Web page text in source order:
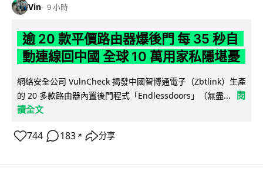
Vin 9 小時
逾 20 款平價路由器爆後門 每 35 秒自
動連線回中國 全球 10 萬用家私隱堪憂
網絡安全公司 VulnCheck 揭發中國智博通電子（Zbtlink）生產
的 20 多款路由器內置後門程式「Endlessdoors」（無盡...
閱
讀全文
744 183 ↗ 分享